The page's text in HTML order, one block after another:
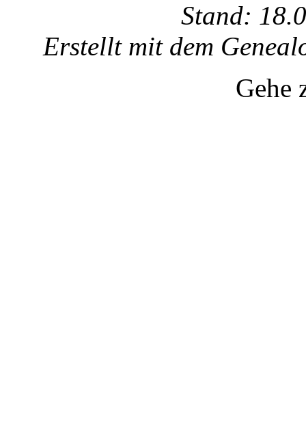
Stand:
Erstellt mit dem
Gehe